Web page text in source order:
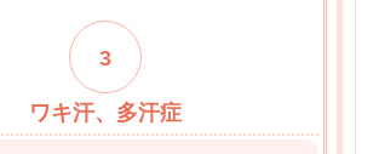
3
ワキ汗、多汗症